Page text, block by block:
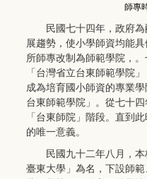
師專
民國七十四年，政府為
展趨勢，使小學師資均能
所師專改制為師範學院，
「台灣省立台東師範學院
成為培育國小師資的專業
台東師範學院」。從七十
「台東師院」階段。直到
的唯一意義。
民國九十二年八月，本
臺東大學」為名，下設師